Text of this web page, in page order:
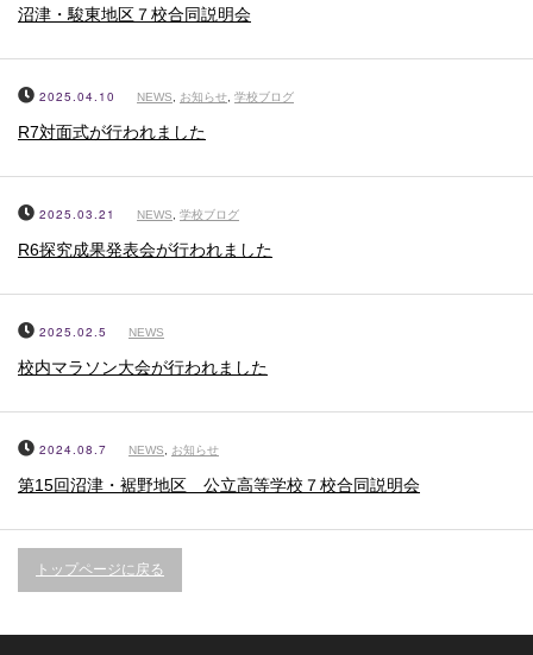
沼津・駿東地区７校合同説明会
2025.04.10 NEWS お知らせ 学校ブログ
R7対面式が行われました
2025.03.21 NEWS 学校ブログ
R6探究成果発表会が行われました
2025.02.5 NEWS
校内マラソン大会が行われました
2024.08.7 NEWS お知らせ
第15回沼津・裾野地区 公立高等学校７校合同説明会
トップページに戻る